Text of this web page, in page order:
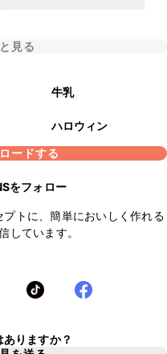
見る
牛乳
ハロウィン
ードする
をフォロー
プトに、簡単においしく作れる
しています。
りますか？